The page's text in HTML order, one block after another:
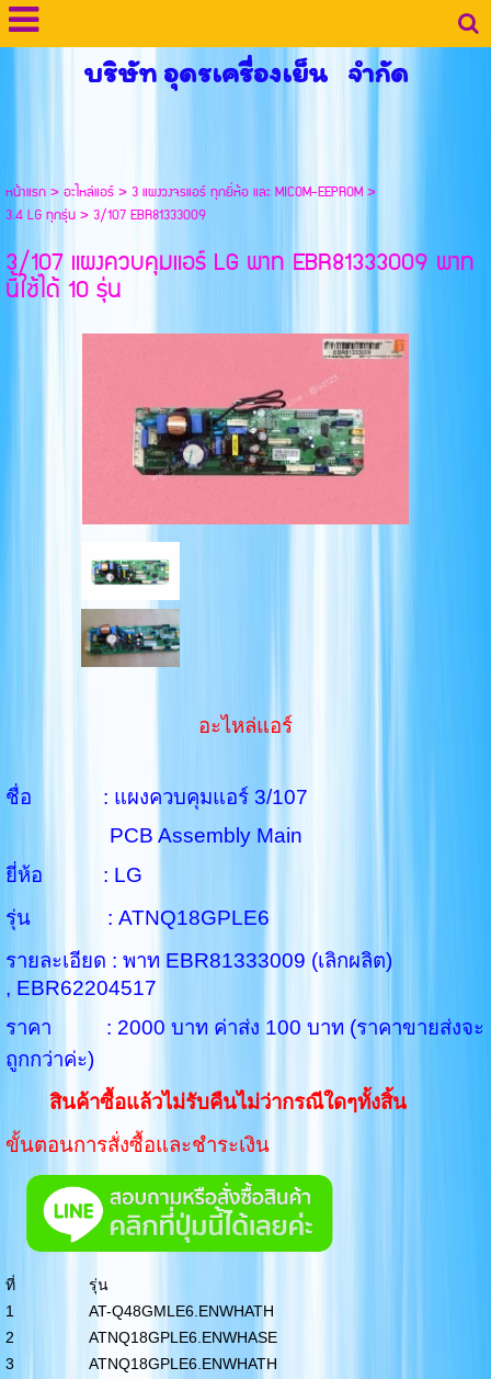
บริษัท อุดรเครื่องเย็น จำกัด
หน้าแรก>อะไหล่แอร์>3 แผงวงจรแอร์ ทุกยี่ห้อ และ MICOM-EEPROM>
3.4 LG ทุกรุ่น>3/107 EBR81333009
3/107 แผงควบคุมแอร์ LG พาท EBR81333009 พาท
นี้ใช้ได้ 10 รุ่น
อะไหล่แอร์
ชื่อ : แผงควบคุมแอร์ 3/107
PCB Assembly Main
ยี่ห้อ : LG
รุ่น : ATNQ18GPLE6
รายละเอียด : พาท EBR81333009 (เลิกผลิต)
, EBR62204517
ราคา : 2000 บาท ค่าส่ง 100 บาท (ราคาขายส่งจะ
ถูกกว่าค่ะ)
สินค้าซื้อแล้วไม่รับคืนไม่ว่ากรณีใดๆทั้งสิ้น
ขั้นตอนการสั่งซื้อและชำระเงิน
ที่
รุ่น
1
AT-Q48GMLE6.ENWHATH
2
ATNQ18GPLE6.ENWHASE
3
ATNQ18GPLE6.ENWHATH